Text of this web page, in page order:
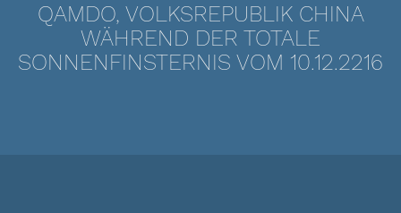
QAMDO, VOLKSREPUBLIK CHINA
WÄHREND DER TOTALE
SONNENFINSTERNIS VOM 10.12.2216